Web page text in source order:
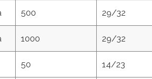
500 29/32
1000 29/32
50 14/23